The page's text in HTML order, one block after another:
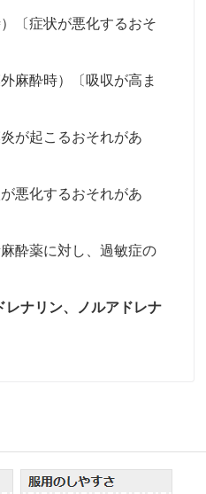
〔症状が悪化するおそ
麻酔時）〔吸収が高ま
が起こるおそれがあ
悪化するおそれがあ
酔薬に対し、過敏症の
レナリン、ノルアドレナ